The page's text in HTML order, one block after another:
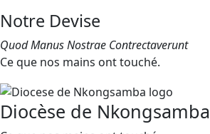
Notre Devise
Quod Manus Nostrae Contrectaverunt
Ce que nos mains ont touché.
Diocèse de Nkongsamba